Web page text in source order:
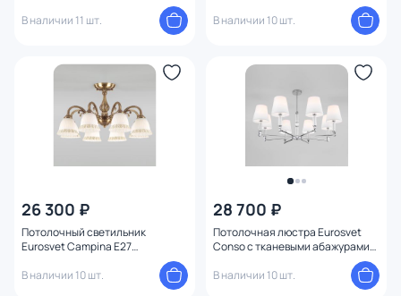
В наличии 11 шт.
В наличии 10 шт.
26 300 ₽
Потолочный светильник
Eurosvet Campina E27
В наличии 10 шт.
28 700 ₽
Потолочная люстра Eurosvet
Conso с тканевыми абажурами
В наличии 10 шт.